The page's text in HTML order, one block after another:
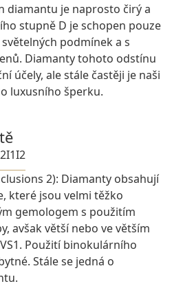
diamantu je naprosto čirý a
stupně D je schopen pouze
podmínek a s
Diamanty tohoto odstínu
účely, ale stále častěji je naši
luxusního šperku.
I1I2
2): Diamanty obsahují
které jsou velmi těžko
gemologem s použitím
avšak větší nebo ve větším
Použití binokulárního
Stále se jedná o